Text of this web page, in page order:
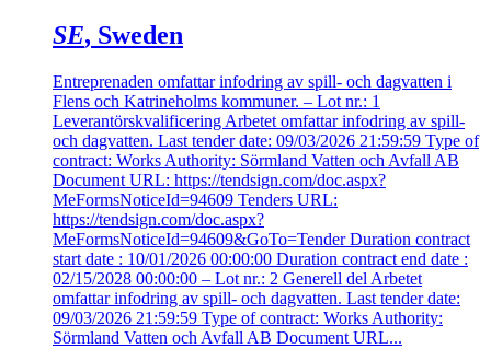
SE, Sweden
Entreprenaden omfattar infodring av spill- och dagvatten i
Flens och Katrineholms kommuner. – Lot nr.: 1
Leverantörskvalificering Arbetet omfattar infodring av spill-
och dagvatten. Last tender date: 09/03/2026 21:59:59 Type of
contract: Works Authority: Sörmland Vatten och Avfall AB
Document URL: https://tendsign.com/doc.aspx?
MeFormsNoticeId=94609 Tenders URL:
https://tendsign.com/doc.aspx?
MeFormsNoticeId=94609&GoTo=Tender Duration contract
start date : 10/01/2026 00:00:00 Duration contract end date :
02/15/2028 00:00:00 – Lot nr.: 2 Generell del Arbetet
omfattar infodring av spill- och dagvatten. Last tender date:
09/03/2026 21:59:59 Type of contract: Works Authority:
Sörmland Vatten och Avfall AB Document URL...